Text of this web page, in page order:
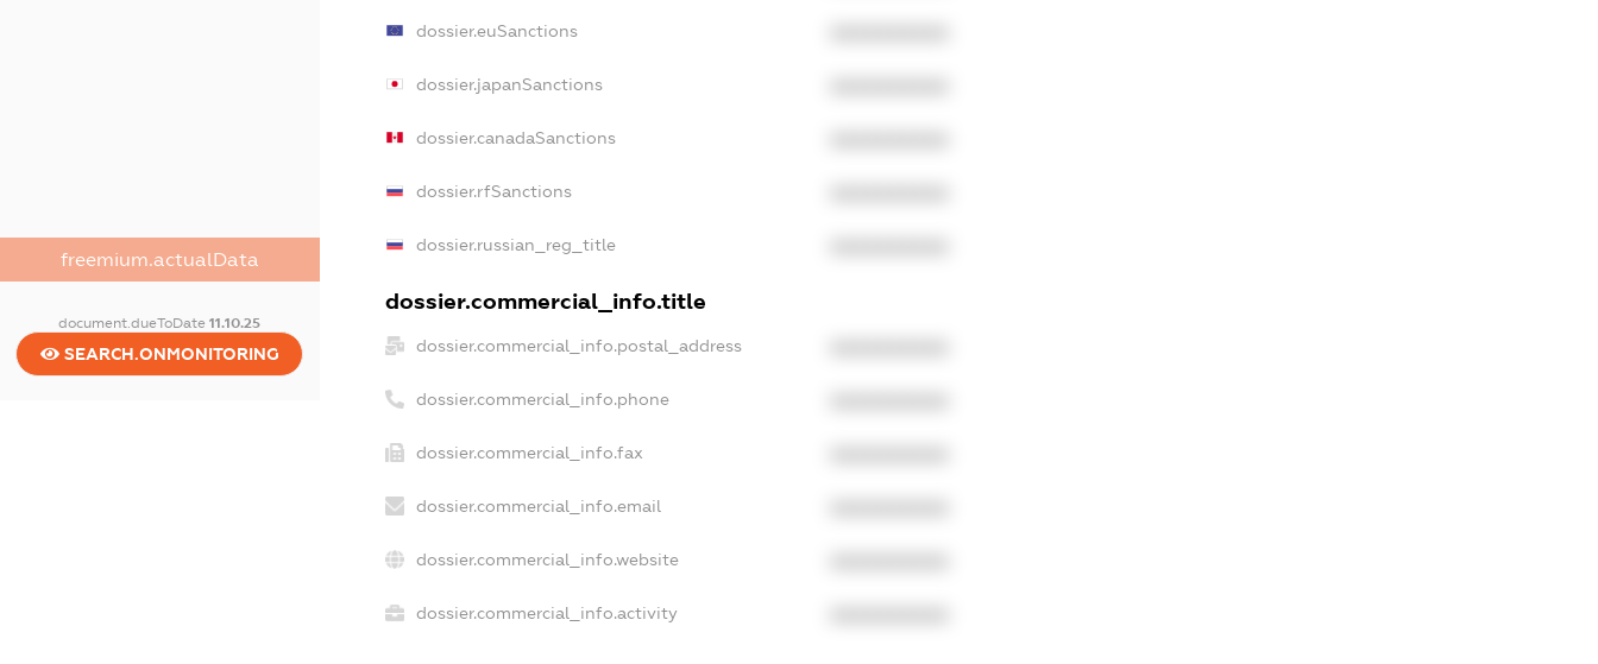
freemium.actualData
document.dueToDate11.10.25
SEARCH.ONMONITORING
dossier.euSanctions
dossier.japanSanctions
dossier.canadaSanctions
dossier.rfSanctions
dossier.russian_reg_title
dossier.commercial_info.title
dossier.commercial_info.postal_address
dossier.commercial_info.phone
dossier.commercial_info.fax
dossier.commercial_info.email
dossier.commercial_info.website
dossier.commercial_info.activity